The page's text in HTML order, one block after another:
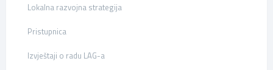
Lokalna razvojna strategija
Pristupnica
Izvještaji o radu LAG-a